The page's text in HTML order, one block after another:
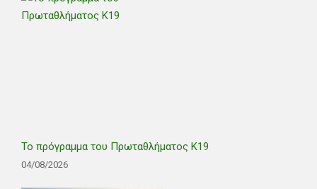
Το πρόγραμμα του Πρωταθλήματος Κ19
04/08/2026